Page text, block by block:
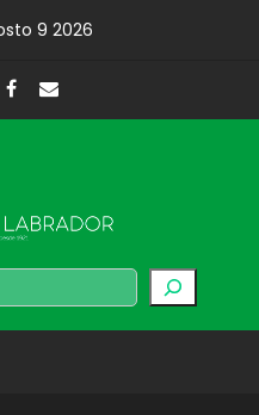
9 2026
Buscar